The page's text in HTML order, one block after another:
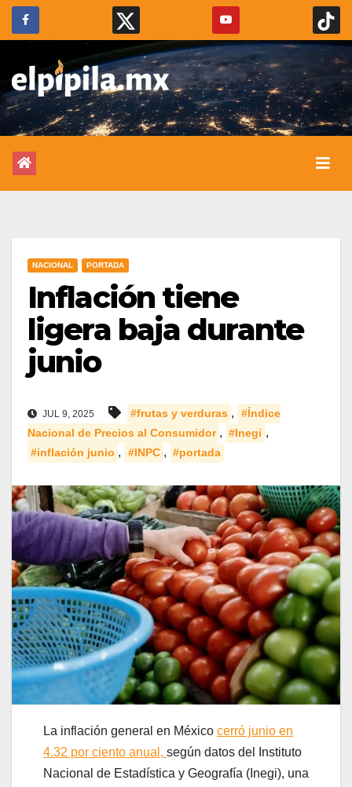
NACIONAL PORTADA
Inflación tiene
ligera baja durante
junio
JUL 9, 2025 #frutas y verduras ,
#Índice
Nacional de Precios al Consumidor , #Inegi ,
#inflación junio , #INPC , #portada
La inflación general en México cerró junio en
4.32 por ciento anual, según datos del Instituto
Nacional de Estadística y Geografía (Inegi), una